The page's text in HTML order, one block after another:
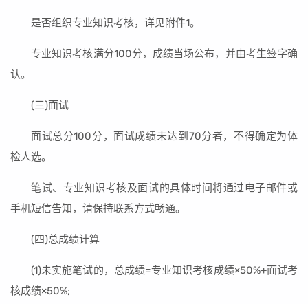
是否组织专业知识考核，详见附件1。
专业知识考核满分100分，成绩当场公布，并由考生签字确
认。
(三)面试
面试总分100分，面试成绩未达到70分者，不得确定为体
检人选。
笔试、专业知识考核及面试的具体时间将通过电子邮件或
手机短信告知，请保持联系方式畅通。
(四)总成绩计算
(1)未实施笔试的，总成绩=专业知识考核成绩×50%+面试考
核成绩×50%;